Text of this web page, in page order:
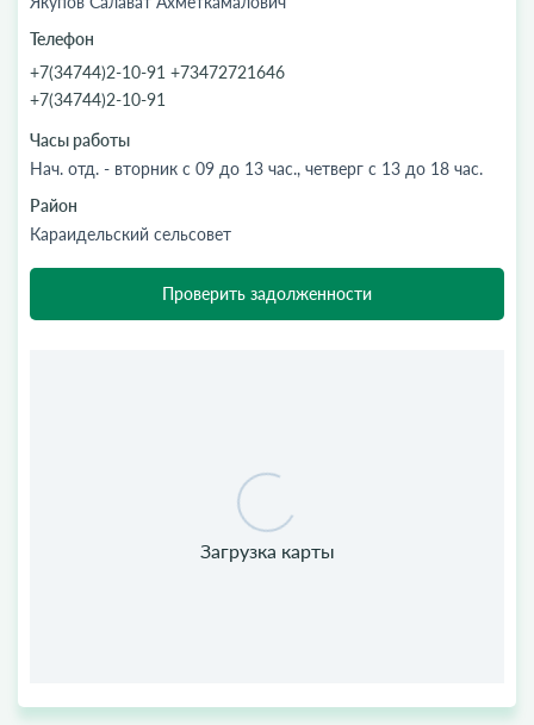
Телефон
+7(34744)2-10-91 +73472721646
+7(34744)2-10-91
Часы работы
Нач. отд. - вторник с 09 до 13 час., четверг с 13 до 18 час.
Район
Караидельский сельсовет
Проверить задолженности